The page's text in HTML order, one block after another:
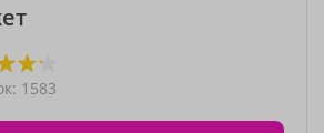
1583